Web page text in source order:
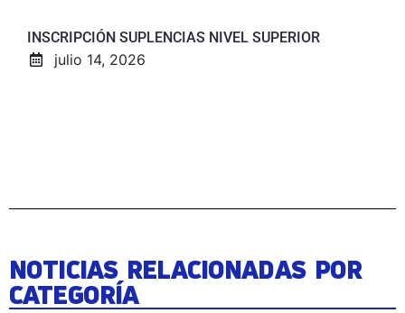
INSCRIPCIÓN SUPLENCIAS NIVEL SUPERIOR
julio 14, 2026
NOTICIAS RELACIONADAS POR
CATEGORÍA